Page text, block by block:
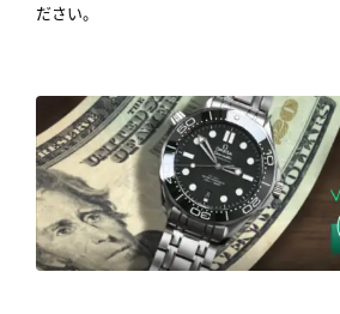
ださい。